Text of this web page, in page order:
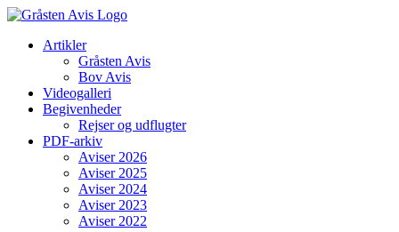
Skip
contentArtikler
Gråsten Avis
Bov Avis
Videogalleri
Begivenheder
Rejser og udflugter
PDF-arkiv
Aviser 2026
Aviser 2025
Aviser 2024
Aviser 2023
Aviser 2022